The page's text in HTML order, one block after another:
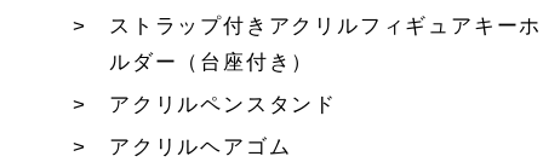
ストラップ付きアクリルフィギュアキーホ
ルダー（台座付き）
アクリルペンスタンド
アクリルヘアゴム